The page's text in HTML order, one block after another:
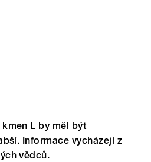
L by měl být
Informace vycházejí z
vědců.